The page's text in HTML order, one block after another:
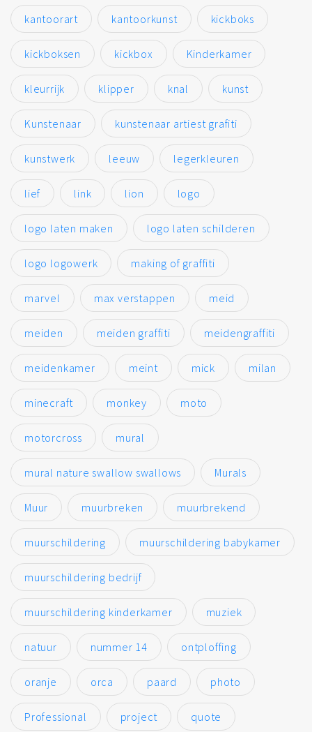
kantoorart kantoorkunst kickboks
kickboksen kickbox Kinderkamer
kleurrijk klipper knal kunst
Kunstenaar kunstenaar artiest grafiti
kunstwerk leeuw legerkleuren
lief link lion logo
logo laten maken logo laten schilderen
logo logowerk making of graffiti
marvel max verstappen meid
meiden meiden graffiti meidengraffiti
meidenkamer meint mick milan
minecraft monkey moto
motorcross mural
mural nature swallow swallows Murals
Muur muurbreken muurbrekend
muurschildering muurschildering babykamer
muurschildering bedrijf
muurschildering kinderkamer muziek
natuur nummer 14 ontploffing
oranje orca paard photo
Professional project quote